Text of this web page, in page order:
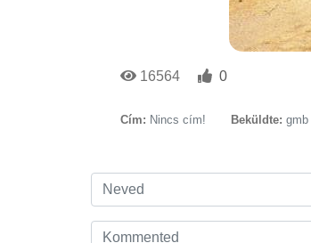
16564 0
Cím: Nincs cím! Beküldte: gmb